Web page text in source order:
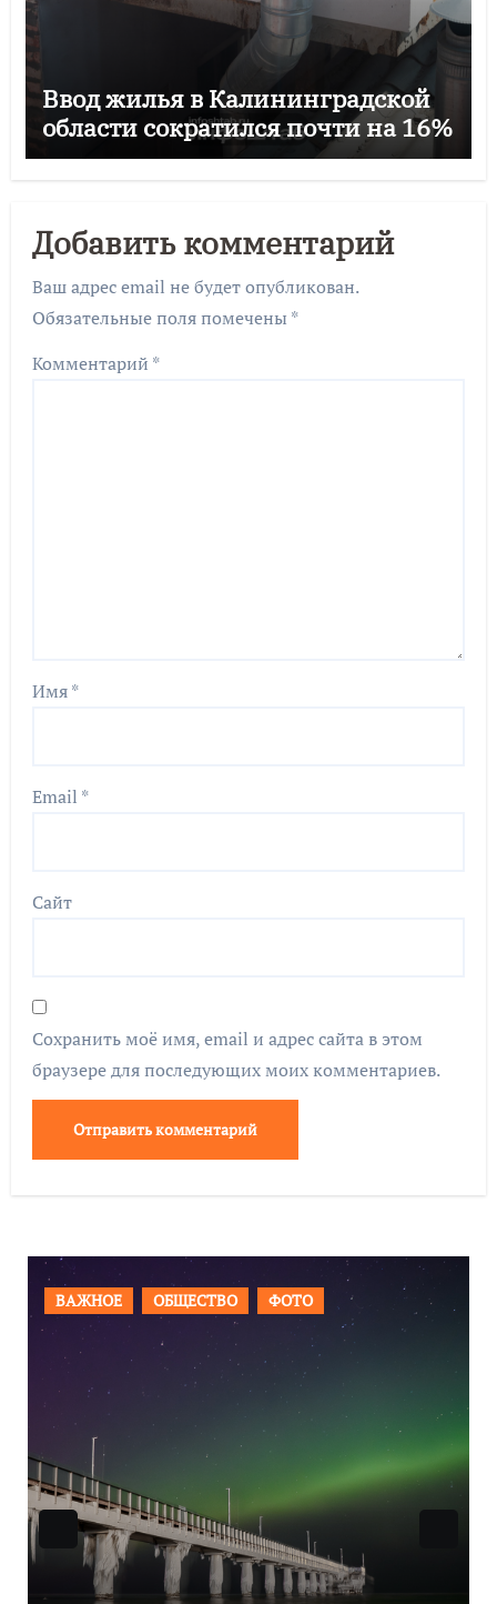
Ввод жилья в Калининградской
области сократился почти на 16%
Добавить комментарий
Ваш адрес email не будет опубликован.
Обязательные поля помечены *
Комментарий *
Имя*
Email *
Сайт
Сохранить моё имя, email и адрес сайта в этом
браузере для последующих моих комментариев.
ВАЖНОЕ ОБЩЕСТВО ФОТО